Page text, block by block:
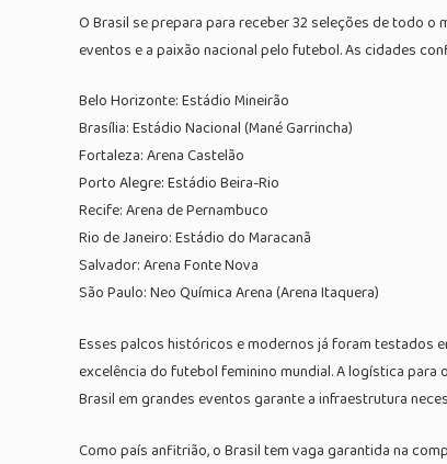
O Brasil se prepara para receber 32 seleções de todo
eventos e a paixão nacional pelo futebol. As cidades
Belo Horizonte: Estádio Mineirão
Brasília: Estádio Nacional (Mané Garrincha)
Fortaleza: Arena Castelão
Porto Alegre: Estádio Beira-Rio
Recife: Arena de Pernambuco
Rio de Janeiro: Estádio do Maracanã
Salvador: Arena Fonte Nova
São Paulo: Neo Química Arena (Arena Itaquera)
Esses palcos históricos e modernos já foram testados
excelência do futebol feminino mundial. A logística
Brasil em grandes eventos garante a infraestrutura
Como país anfitrião, o Brasil tem vaga garantida na